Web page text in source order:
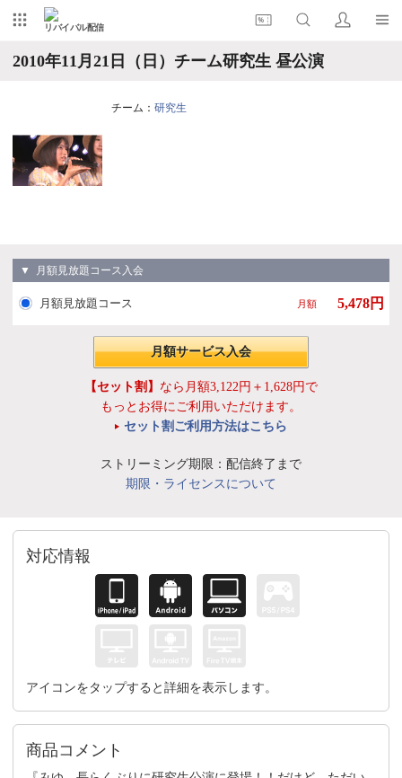
リバイバル配信
2010年11月21日（日）チーム研究生 昼公演
チーム： 研究生
▼ 月額見放題コース入会
月額見放題コース 月額 5,478円
月額サービス入会
【セット割】 なら月額3,122円＋1,628円で
もっとお得にご利用いただけます。
セット割ご利用方法はこちら
ストリーミング期限：配信終了まで
期限・ライセンスについて
対応情報
アイコンをタップすると詳細を表示します。
商品コメント